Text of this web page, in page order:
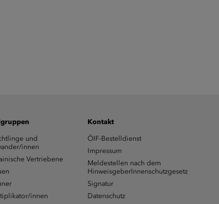
und
innen
Vertriebene
innen
Kontakt
ÖIF-Bestelldienst
Impressum
Meldestellen nach dem
HinweisgeberInnenschutzgesetz
Signatur
Datenschutz